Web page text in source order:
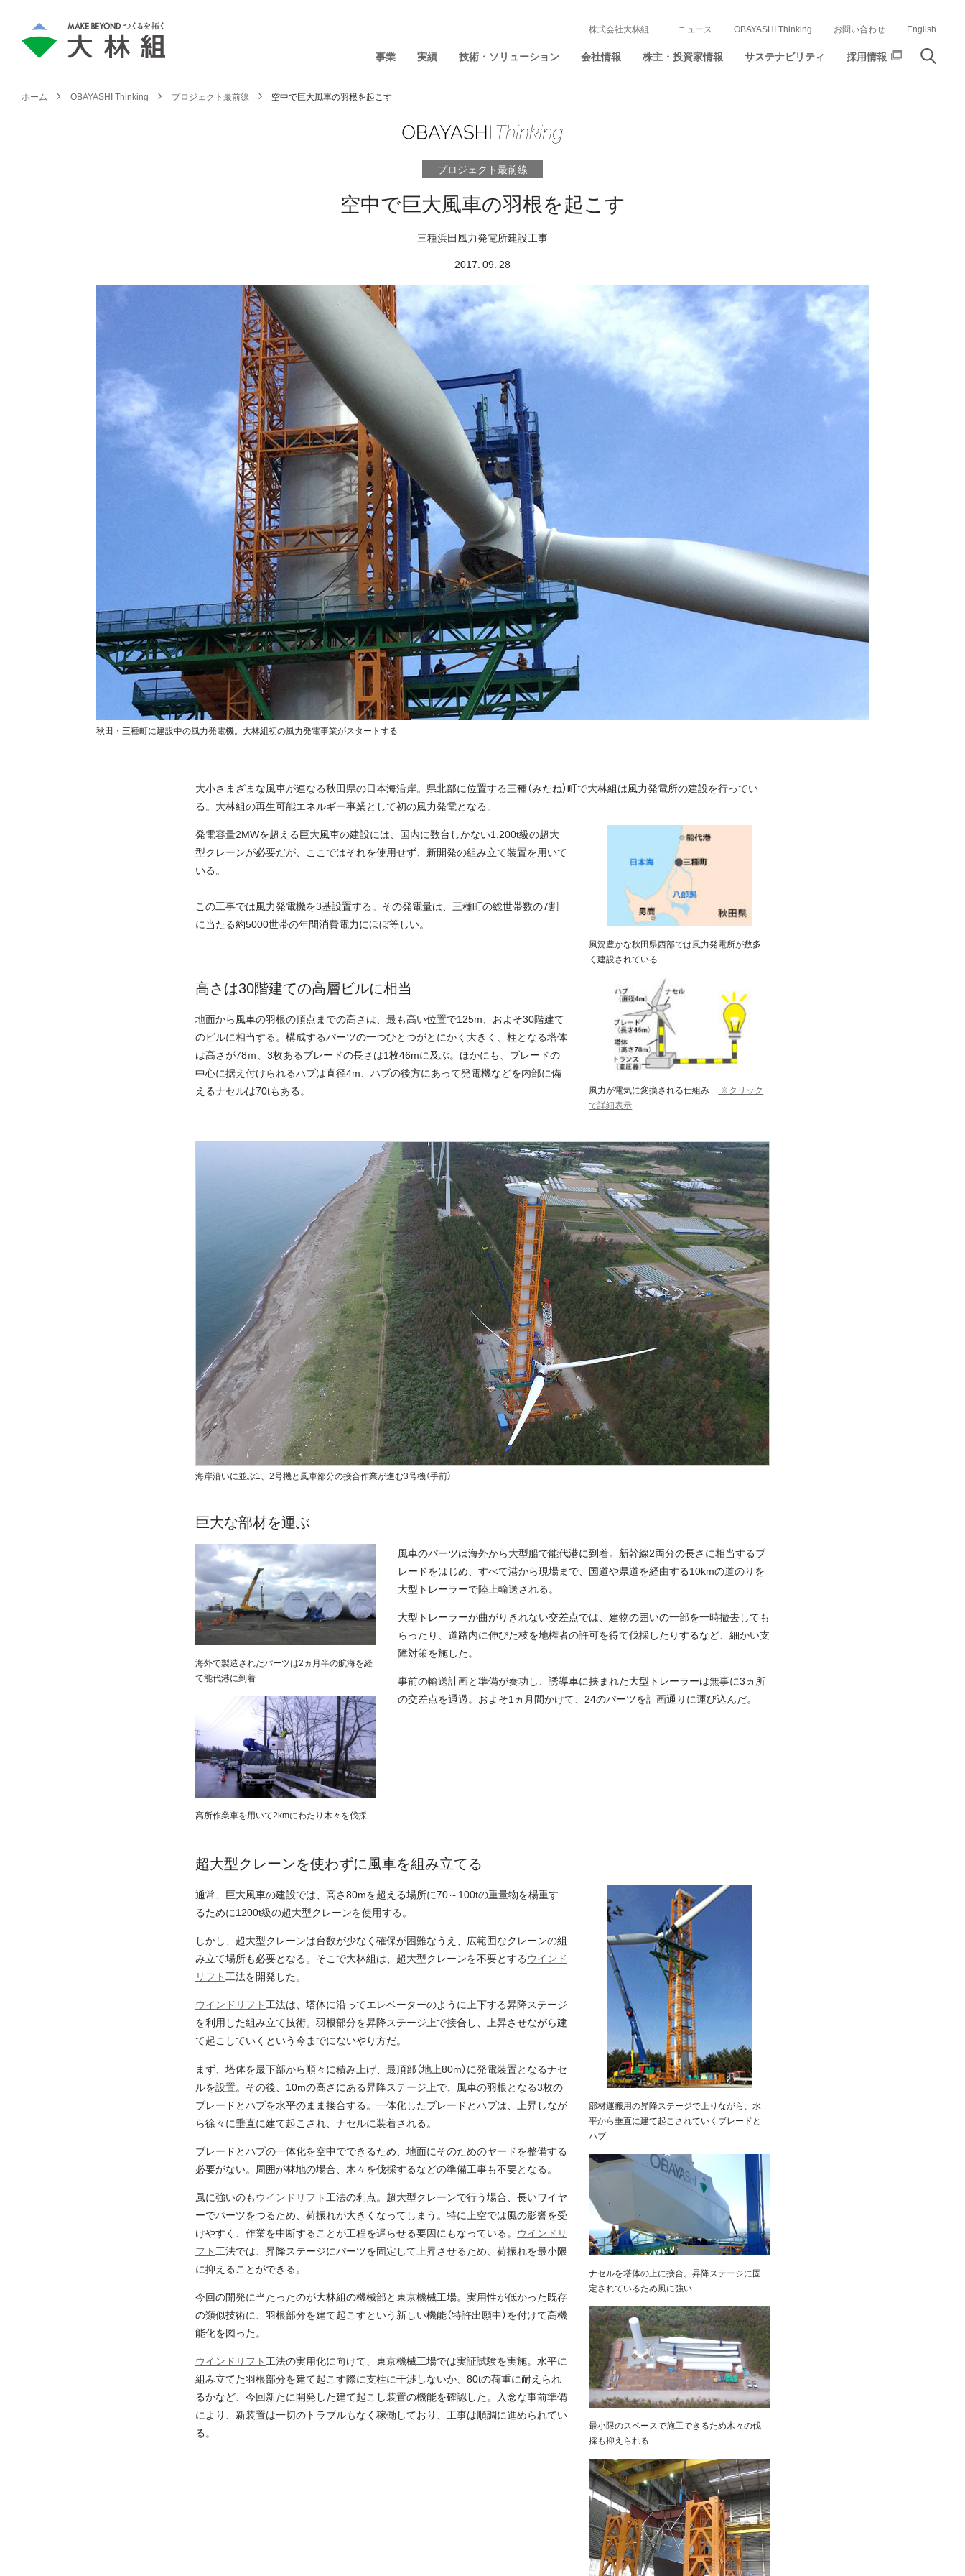
事業 実績 技術・ソリューション 会社情報 株主・投資家情報 サステナビリティ 採用情報
株式会社大林組 ニュース OBAYASHI Thinking お問い合わせ English
ホーム OBAYASHI Thinking プロジェクト最前線 空中で巨大風車の羽根を起こす
プロジェクト最前線
空中で巨大風車の羽根を起こす
三種浜田風力発電所建設工事
2017. 09. 28
秋田・三種町に建設中の風力発電機。大林組初の風力発電事業がスタートする
大小さまざまな風車が連なる秋田県の日本海沿岸。県北部に位置する三種（みたね）町で大林組は風力発電所の建設を行ってい
る。大林組の再生可能エネルギー事業として初の風力発電となる。
発電容量2MWを超える巨大風車の建設には、国内に数台しかない1,200t級の超大
型クレーンが必要だが、ここではそれを使用せず、新開発の組み立て装置を用いて
いる。
この工事では風力発電機を3基設置する。その発電量は、三種町の総世帯数の7割
に当たる約5000世帯の年間消費電力にほぼ等しい。
高さは30階建ての高層ビルに相当
地面から風車の羽根の頂点までの高さは、最も高い位置で125m、およそ30階建て
のビルに相当する。構成するパーツの一つひとつがとにかく大きく、柱となる塔体
は高さが78ｍ、3枚あるブレードの長さは1枚46mに及ぶ。ほかにも、ブレードの
中心に据え付けられるハブは直径4m、ハブの後方にあって発電機などを内部に備
えるナセルは70tもある。
風況豊かな秋田県西部では風力発電所が数多
く建設されている
風力が電気に変換される仕組み
※クリック
で詳細表示
海岸沿いに並ぶ1、2号機と風車部分の接合作業が進む3号機（手前）
巨大な部材を運ぶ
風車のパーツは海外から大型船で能代港に到着。新幹線2両分の長さに相当するブ
レードをはじめ、すべて港から現場まで、国道や県道を経由する10kmの道のりを
大型トレーラーで陸上輸送される。
大型トレーラーが曲がりきれない交差点では、建物の囲いの一部を一時撤去しても
らったり、道路内に伸びた枝を地権者の許可を得て伐採したりするなど、細かい支
障対策を施した。
事前の輸送計画と準備が奏功し、誘導車に挟まれた大型トレーラーは無事に3ヵ所
の交差点を通過。およそ1ヵ月間かけて、24のパーツを計画通りに運び込んだ。
海外で製造されたパーツは2ヵ月半の航海を経
て能代港に到着
高所作業車を用いて2kmにわたり木々を伐採
超大型クレーンを使わずに風車を組み立てる
通常、巨大風車の建設では、高さ80mを超える場所に70～100tの重量物を楊重す
るために1200t級の超大型クレーンを使用する。
しかし、超大型クレーンは台数が少なく確保が困難なうえ、広範囲なクレーンの組
み立て場所も必要となる。そこで大林組は、超大型クレーンを不要とするウインド
リフト工法を開発した。
ウインドリフト工法は、塔体に沿ってエレベーターのように上下する昇降ステージ
を利用した組み立て技術。羽根部分を昇降ステージ上で接合し、上昇させながら建
て起こしていくという今までにないやり方だ。
まず、塔体を最下部から順々に積み上げ、最頂部（地上80m）に発電装置となるナセ
ルを設置。その後、10mの高さにある昇降ステージ上で、風車の羽根となる3枚の
ブレードとハブを水平のまま接合する。一体化したブレードとハブは、上昇しなが
ら徐々に垂直に建て起こされ、ナセルに装着される。
ブレードとハブの一体化を空中でできるため、地面にそのためのヤードを整備する
必要がない。周囲が林地の場合、木々を伐採するなどの準備工事も不要となる。
風に強いのもウインドリフト工法の利点。超大型クレーンで行う場合、長いワイヤ
ーでパーツをつるため、荷振れが大きくなってしまう。特に上空では風の影響を受
けやすく、作業を中断することが工程を遅らせる要因にもなっている。 ウインドリ
フト工法では、昇降ステージにパーツを固定して上昇させるため、荷振れを最小限
に抑えることができる。
今回の開発に当たったのが大林組の機械部と東京機械工場。実用性が低かった既存
の類似技術に、羽根部分を建て起こすという新しい機能（特許出願中）を付けて高機
能化を図った。
ウインドリフト工法の実用化に向けて、東京機械工場では実証試験を実施。水平に
組み立てた羽根部分を建て起こす際に支柱に干渉しないか、80tの荷重に耐えられ
るかなど、今回新たに開発した建て起こし装置の機能を確認した。入念な事前準備
により、新装置は一切のトラブルもなく稼働しており、工事は順調に進められてい
る。
部材運搬用の昇降ステージで上りながら、水
平から垂直に建て起こされていくブレードと
ハブ
ナセルを塔体の上に接合。昇降ステージに固
定されているため風に強い
最小限のスペースで施工できるため木々の伐
採も抑えられる